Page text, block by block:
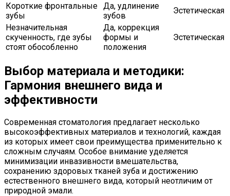
Короткие фронтальные
зубы
Да, удлинение
зубов
Эстетическая
Незначительная
скученность, где зубы
стоят обособленно
Да, коррекция
формы и
положения
Эстетическая
Выбор материала и методики:
Гармония внешнего вида и
эффективности
Современная стоматология предлагает несколько
высокоэффективных материалов и технологий, каждая
из которых имеет свои преимущества применительно к
сложным случаям. Особое внимание уделяется
минимизации инвазивности вмешательства,
сохранению здоровых тканей зуба и достижению
естественного внешнего вида, который неотличим от
природной эмали.